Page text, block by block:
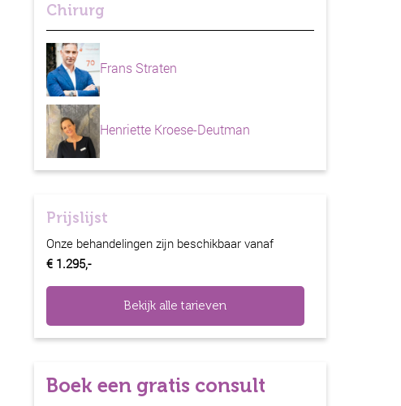
Chirurg
Frans Straten
Henriette Kroese-Deutman
Prijslijst
Onze behandelingen zijn beschikbaar vanaf
€ 1.295,-
Bekijk alle tarieven
Boek een gratis consult